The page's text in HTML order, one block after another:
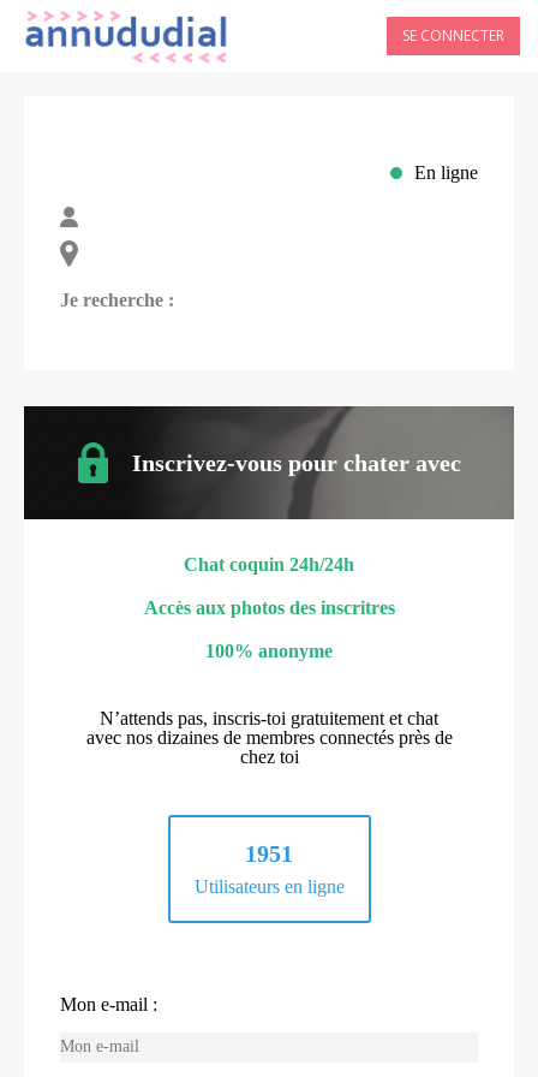
SE CONNECTER
En ligne
Je recherche :
Inscrivez-vous pour chater avec
Chat coquin 24h/24h
Accès aux photos des inscritres
100% anonyme
N’attends pas, inscris-toi gratuitement et chat
avec nos dizaines de membres connectés près de
chez toi
1951
Utilisateurs en ligne
Mon e-mail :